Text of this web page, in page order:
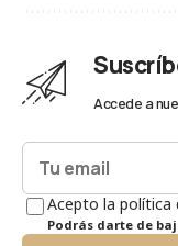
Accede a
Acepto la política
Podrás darte de